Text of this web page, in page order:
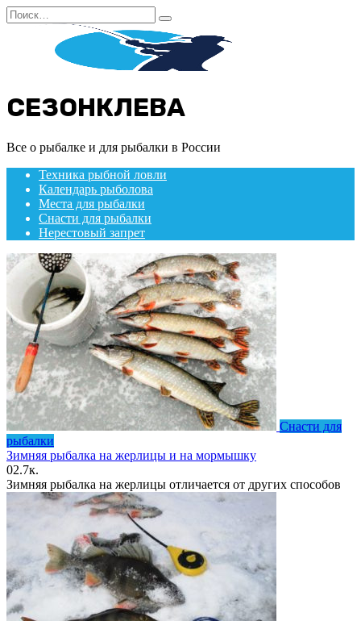
Перейти
к
содержанию
Search
for:
СЕЗОНКЛЕВА
Все о рыбалке и для рыбалки в России
Техника рыбной ловли
Календарь рыболова
Места для рыбалки
Снасти для рыбалки
Нерестовый запрет
Снасти для
рыбалки
Зимняя рыбалка на жерлицы и на мормышку
02.7к.
Зимняя рыбалка на жерлицы отличается от других способов